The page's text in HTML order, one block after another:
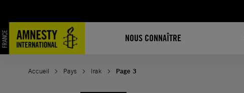
NOUS CONNAÎTRE
contenu
Accueil Pays Irak Page 3